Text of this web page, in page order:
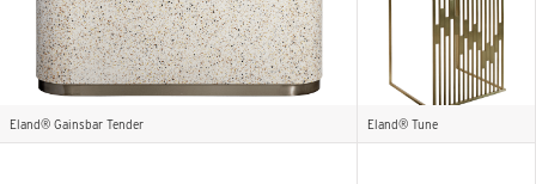
Eland® Gainsbar Tender Eland® Tune